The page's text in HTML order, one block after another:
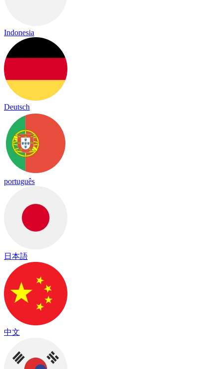
Indonesia
Deutsch
português
日本語
中文